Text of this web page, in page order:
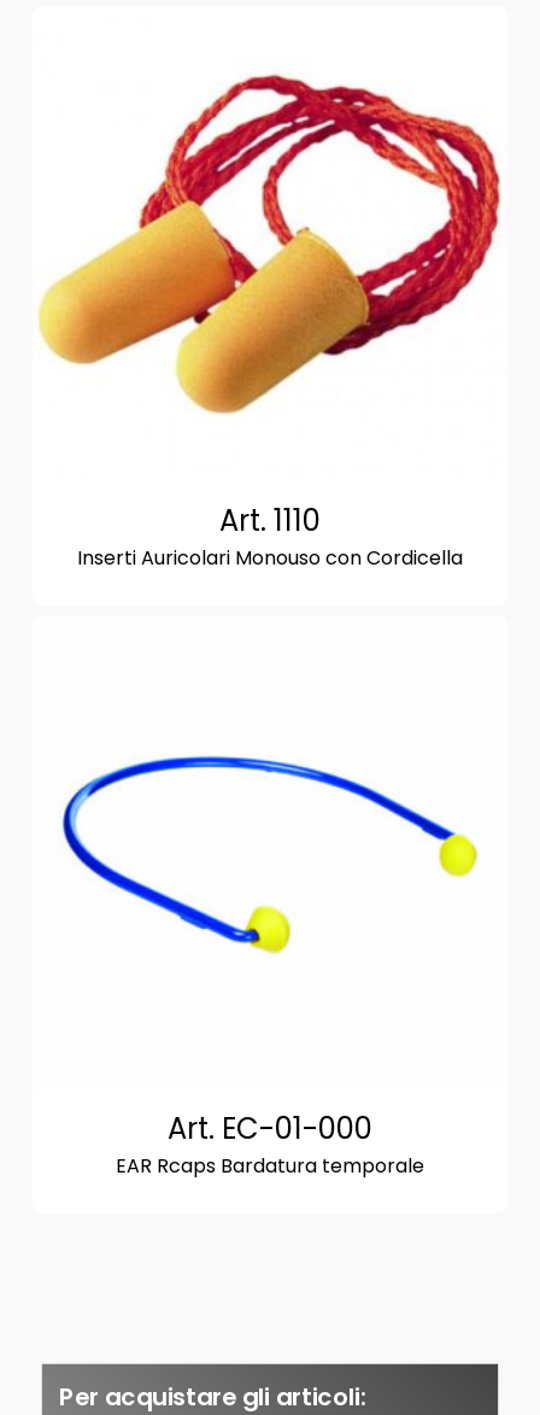
Art. 1110
Inserti Auricolari Monouso con Cordicella
Art. EC-01-000
EAR Rcaps Bardatura temporale
Per acquistare gli articoli: